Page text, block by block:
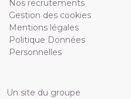
Nos recrutements
Gestion des cookies
Mentions légales
Politique Données
Personnelles
Un site du groupe